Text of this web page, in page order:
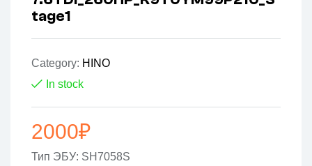
tage1
Category: HINO
In stock
2000₽
Тип ЭБУ: SH7058S